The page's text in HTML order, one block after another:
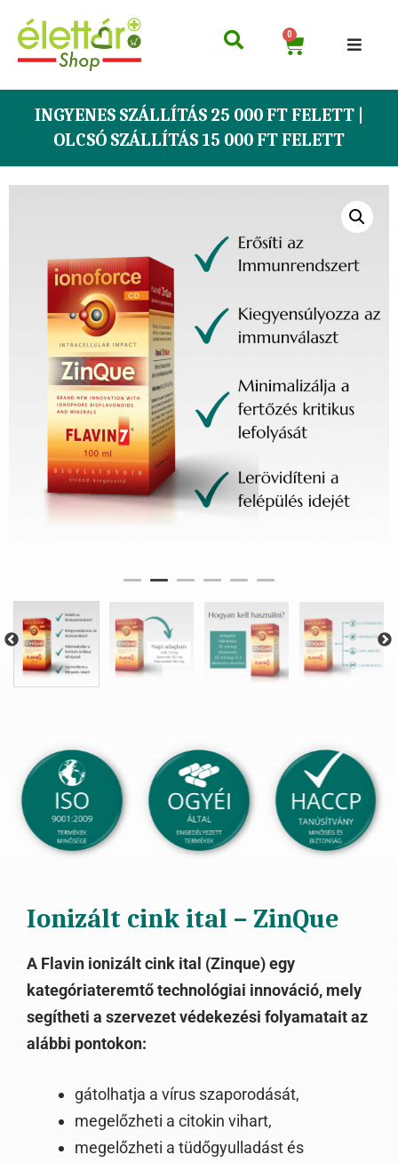
0
INGYENES SZÁLLÍTÁS 25 000 FT FELETT |
OLCSÓ SZÁLLÍTÁS 15 000 FT FELETT
Ionizált cink ital – ZinQue
A Flavin ionizált cink ital (Zinque) egy
kategóriateremtő technológiai innováció, mely
segítheti a szervezet védekezési folyamatait az
alábbi pontokon:
gátolhatja a vírus szaporodását,
megelőzheti a citokin vihart,
megelőzheti a tüdőgyulladást és